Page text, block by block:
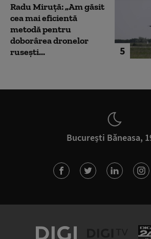
5
Radu Miruță: „Am găsit
cea mai eficientă
metodă pentru
doborârea dronelor
rusești...
București Băneasa,